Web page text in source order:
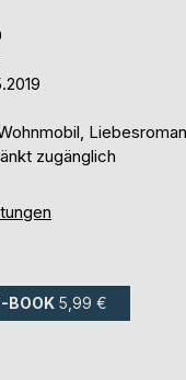
zugänglich
BOOK 5,99 €